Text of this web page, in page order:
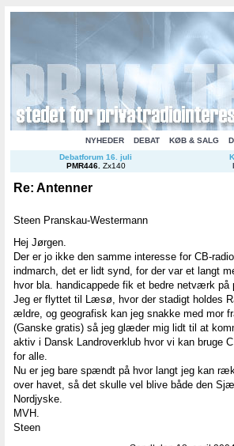
NYHEDER DEBAT KØB & SALG
Debatforum 16. juli
PMR446. Zx140
Re: Antenner
Steen Pranskau-Westermann
Hej Jørgen.
Der er jo ikke den samme interesse for CB-
indmarch, det er lidt synd, for der var et langt
hvor bla. handicappede fik et bedre netværk
Jeg er flyttet til Læsø, hvor der stadigt holdes
ældre, og geografisk kan jeg snakke med mor
(Ganske gratis) så jeg glæder mig lidt til at
aktiv i Dansk Landroverklub hvor vi kan bruge
for alle.
Nu er jeg bare spændt på hvor langt jeg kan
over havet, så det skulle vel blive både den
Nordjyske.
MVH.
Steen